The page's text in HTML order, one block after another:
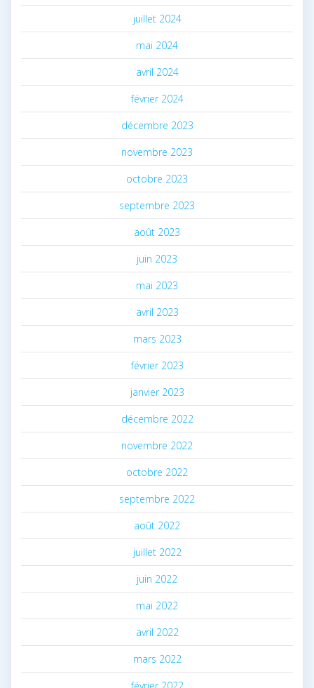
juillet 2024
mai 2024
avril 2024
février 2024
décembre 2023
novembre 2023
octobre 2023
septembre 2023
août 2023
juin 2023
mai 2023
avril 2023
mars 2023
février 2023
janvier 2023
décembre 2022
novembre 2022
octobre 2022
septembre 2022
août 2022
juillet 2022
juin 2022
mai 2022
avril 2022
mars 2022